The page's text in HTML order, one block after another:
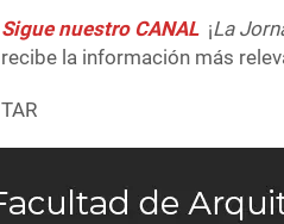
Sigue nuestro CANAL ¡La
recibe la información más
TAR